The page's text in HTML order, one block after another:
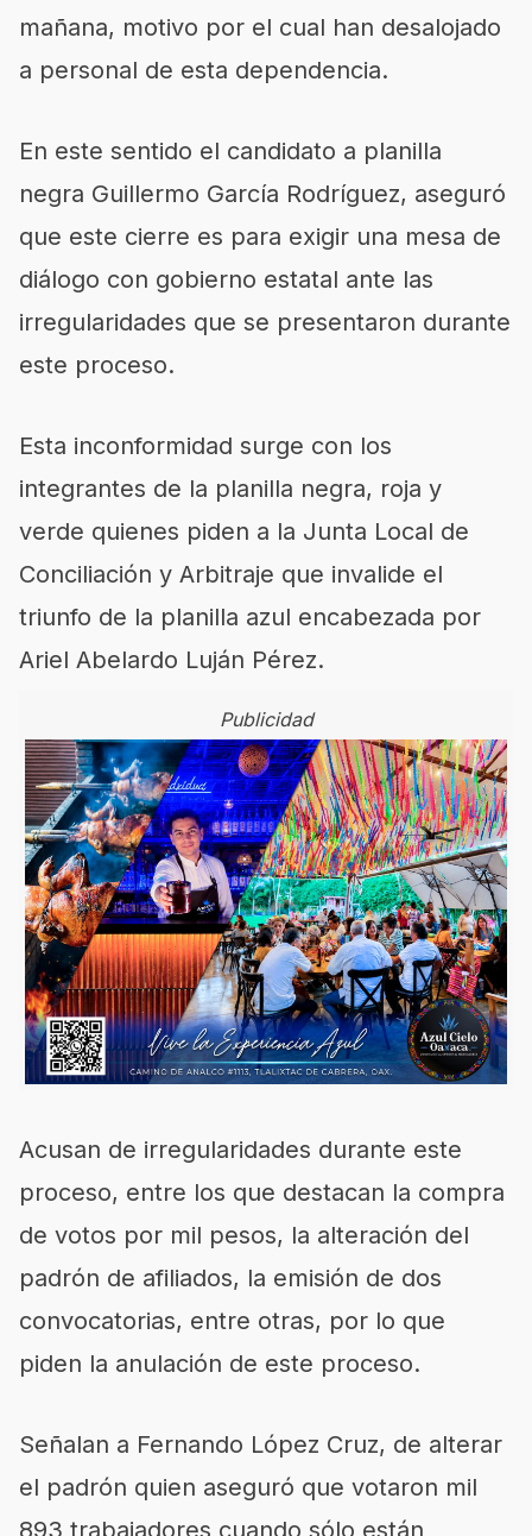
mañana, motivo por el cual han desalojado
a personal de esta dependencia.
En este sentido el candidato a planilla
negra Guillermo García Rodríguez, aseguró
que este cierre es para exigir una mesa de
diálogo con gobierno estatal ante las
irregularidades que se presentaron durante
este proceso.
Esta inconformidad surge con los
integrantes de la planilla negra, roja y
verde quienes piden a la Junta Local de
Conciliación y Arbitraje que invalide el
triunfo de la planilla azul encabezada por
Ariel Abelardo Luján Pérez.
Publicidad
Acusan de irregularidades durante este
proceso, entre los que destacan la compra
de votos por mil pesos, la alteración del
padrón de afiliados, la emisión de dos
convocatorias, entre otras, por lo que
piden la anulación de este proceso.
Señalan a Fernando López Cruz, de alterar
el padrón quien aseguró que votaron mil
893 trabajadores cuando sólo están